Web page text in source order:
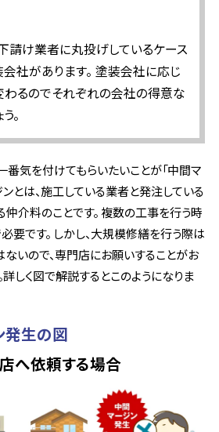
請け業者に丸投げしているケース
社があります。 塗装会社に応じ
わるのでそれぞれの会社の得意な
。
番気を付けてもらいたいことが「中間マ
ンとは、施工している業者と発注している
介料のことです。 複数の工事を行う時
要です。 しかし、大規模修繕を行う際は
いので、専門店にお願いすることがお
詳しく図で解説するとこのようになりま
発生の図
へ依頼する場合